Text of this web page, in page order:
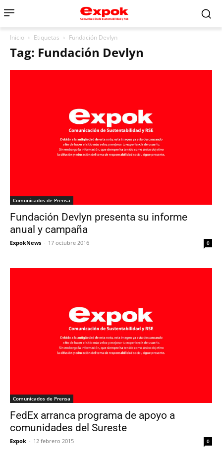
Inicio Etiquetas Fundación Devlyn
Tag: Fundación Devlyn
Comunicados de Prensa
Fundación Devlyn presenta su informe
anual y campaña
ExpokNews - 17 octubre 2016 0
Comunicados de Prensa
FedEx arranca programa de apoyo a
comunidades del Sureste
Expok - 12 febrero 2015 0